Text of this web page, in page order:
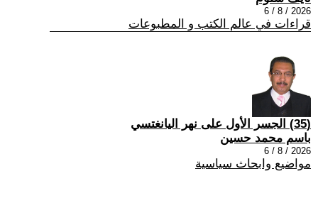
2026 / 8 / 6
قراءات في عالم الكتب و المطبوعات
(35) الجسر الأول على نهر اليانغتسي
باسم محمد حسين
2026 / 8 / 6
مواضيع وابحاث سياسية